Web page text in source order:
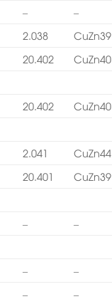
–
–
2.038
20.402
20.402
2.041
20.401
– –
–
–
– –